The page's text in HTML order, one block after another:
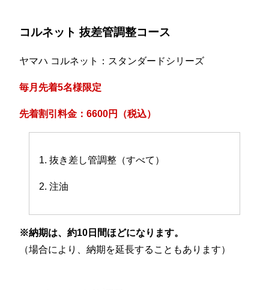
コルネット 抜差管調整コース
ヤマハ コルネット：スタンダードシリーズ
毎月先着5名様限定
先着割引料金：6600円（税込）
1. 抜き差し管調整（すべて）
2. 注油
※納期は、約10日間ほどになります。
（場合により、納期を延長することもあります）